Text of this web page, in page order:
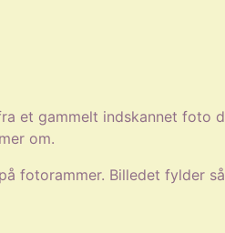
gammelt indskannet foto
om.
fotorammer. Billedet fylder